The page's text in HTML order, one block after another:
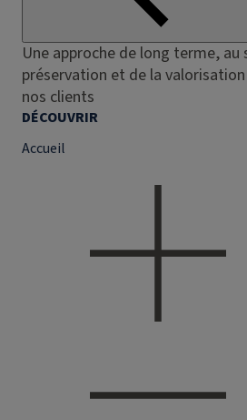
Une approche de long terme, au
préservation et de la
nos clients
DÉCOUVRIR
Accueil